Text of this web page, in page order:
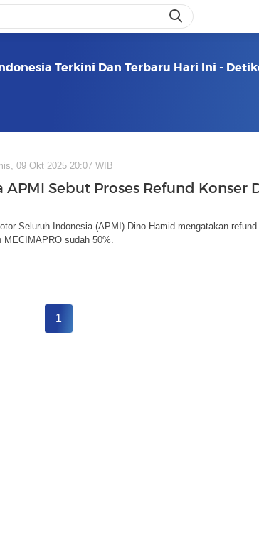
Terkini Dan Terbaru Hari Ini -
09 Okt 2025 20:07 WIB
APMI Sebut Proses Refund Konser
Seluruh Indonesia (APMI) Dino Hamid mengatakan
MECIMAPRO sudah 50%.
1